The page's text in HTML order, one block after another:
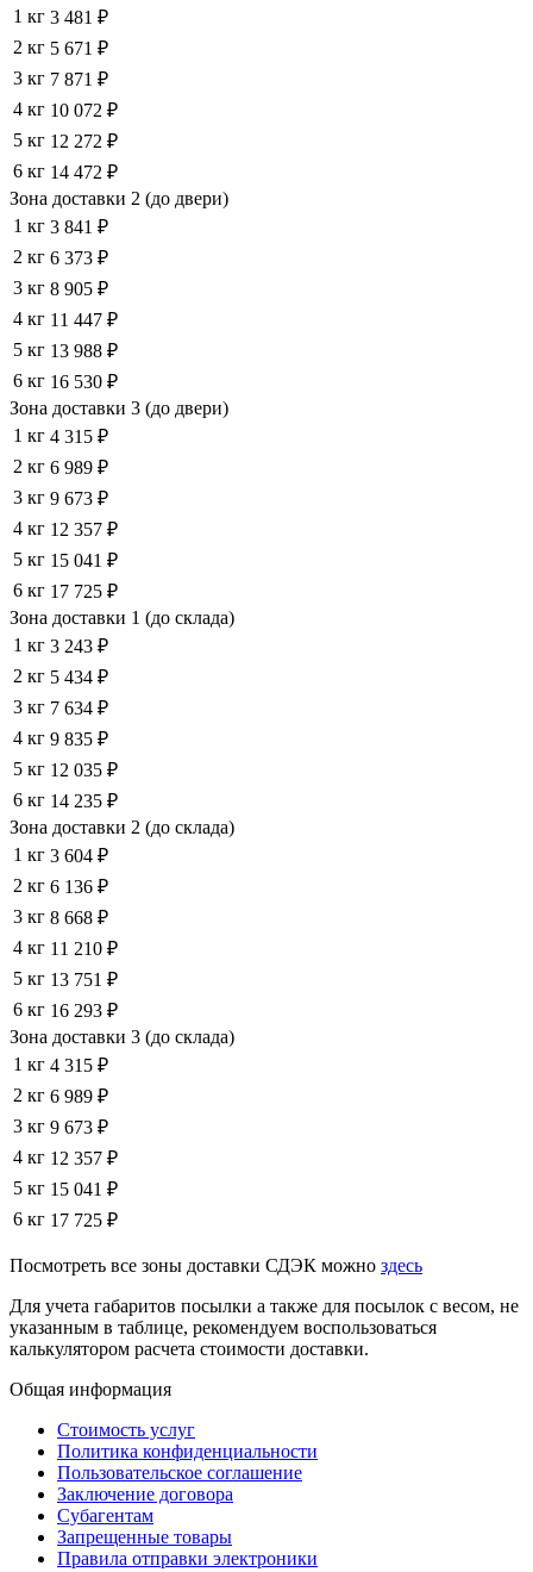
1 кг 3 481 ₽
2 кг 5 671 ₽
3 кг 7 871 ₽
4 кг 10 072 ₽
5 кг 12 272 ₽
6 кг 14 472 ₽
Зона доставки 2 (до двери)
1 кг 3 841 ₽
2 кг 6 373 ₽
3 кг 8 905 ₽
4 кг 11 447 ₽
5 кг 13 988 ₽
6 кг 16 530 ₽
Зона доставки 3 (до двери)
1 кг 4 315 ₽
2 кг 6 989 ₽
3 кг 9 673 ₽
4 кг 12 357 ₽
5 кг 15 041 ₽
6 кг 17 725 ₽
Зона доставки 1 (до склада)
1 кг 3 243 ₽
2 кг 5 434 ₽
3 кг 7 634 ₽
4 кг 9 835 ₽
5 кг 12 035 ₽
6 кг 14 235 ₽
Зона доставки 2 (до склада)
1 кг 3 604 ₽
2 кг 6 136 ₽
3 кг 8 668 ₽
4 кг 11 210 ₽
5 кг 13 751 ₽
6 кг 16 293 ₽
Зона доставки 3 (до склада)
1 кг 4 315 ₽
2 кг 6 989 ₽
3 кг 9 673 ₽
4 кг 12 357 ₽
5 кг 15 041 ₽
6 кг 17 725 ₽
Посмотреть все зоны доставки СДЭК можно здесь
Для учета габаритов посылки а также для посылок с весом, не
указанным в таблице, рекомендуем воспользоваться
калькулятором расчета стоимости доставки.
Общая информация
Стоимость услуг
Политика конфиденциальности
Пользовательское соглашение
Заключение договора
Субагентам
Запрещенные товары
Правила отправки электроники